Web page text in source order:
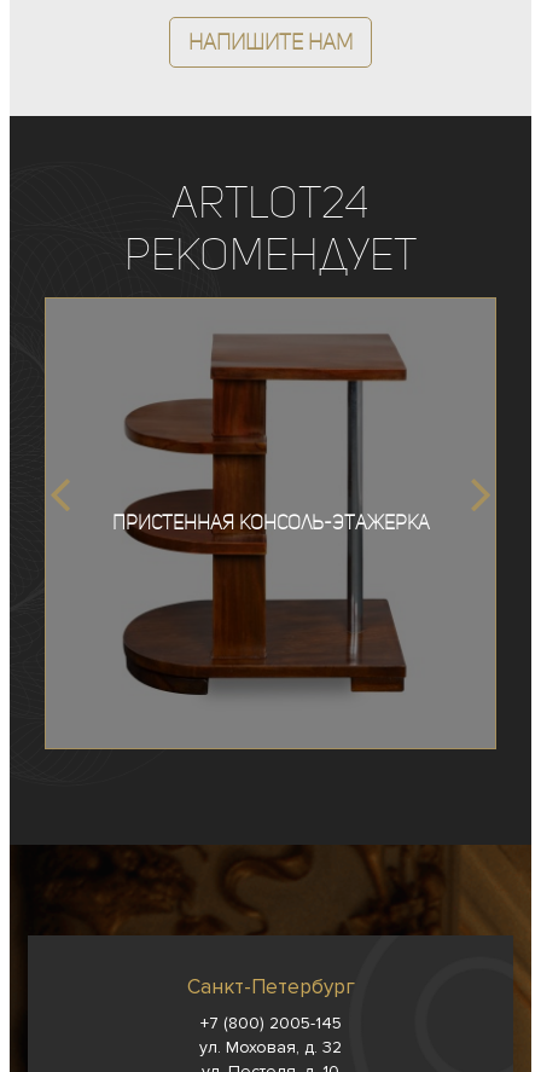
Напишите нам
ArtLot24
рекомендует
Пристенная консоль-этажерка
Санкт-Петербург
+7 (800) 2005-145
ул. Моховая, д. 32